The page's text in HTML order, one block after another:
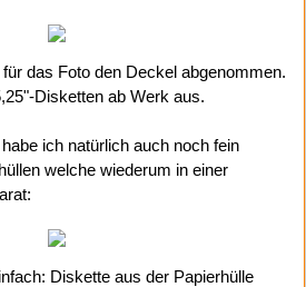
das Foto den Deckel abgenommen.
Disketten ab Werk aus.
ich natürlich auch noch fein
welche wiederum in einer
Diskette aus der Papierhülle